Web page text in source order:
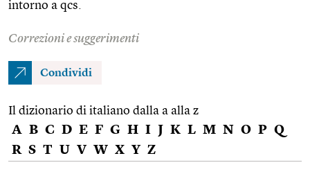
intorno a qcs.
Correzioni e suggerimenti
Condividi
Il dizionario di italiano dalla a alla z
A B C D E F G H I J K L M N O P Q
R S T U V W X Y Z